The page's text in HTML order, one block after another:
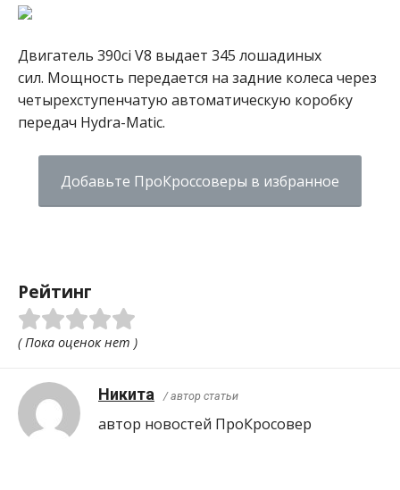
Двигатель 390ci V8 выдает 345 лошадиных
сил. Мощность передается на задние колеса через
четырехступенчатую автоматическую коробку
передач Hydra-Matic.
Добавьте ПроКроссоверы в избранное
Рейтинг
( Пока оценок нет )
Никита / автор статьи
автор новостей ПроКросовер